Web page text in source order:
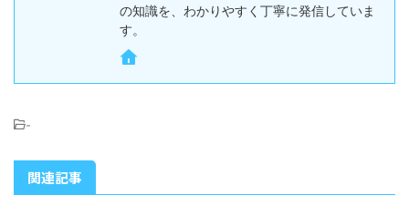
の知識を、わかりやすく丁寧に発信していま
す。
-
関連記事